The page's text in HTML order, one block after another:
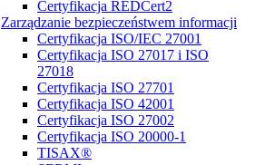
Certyfikacja REDCert2
Zarządzanie bezpieczeństwem informacji
Certyfikacja ISO/IEC 27001
Certyfikacja ISO 27017 i ISO
27018
Certyfikacja ISO 27701
Certyfikacja ISO 42001
Certyfikacja ISO 27002
Certyfikacja ISO 20000-1
TISAX®